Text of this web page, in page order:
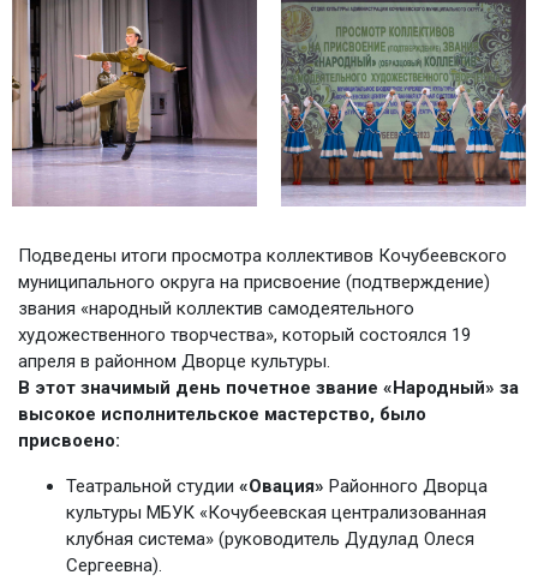
Подведены итоги просмотра коллективов Кочубеевского
муниципального округа на присвоение (подтверждение)
звания «народный коллектив самодеятельного
художественного творчества», который состоялся 19
апреля в районном Дворце культуры.
В этот значимый день почетное звание «Народный» за
высокое исполнительское мастерство, было
присвоено:
Театральной студии «Овация» Районного Дворца
культуры МБУК «Кочубеевская централизованная
клубная система» (руководитель Дудулад Олеся
Сергеевна).